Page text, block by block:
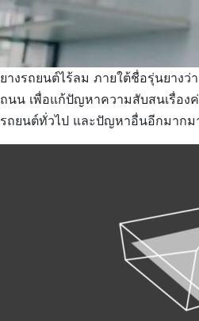
ยางรถยนต์ไร้ลม ภายใต้ชื่อรุ่นยางว่า
ถนน เพื่อแก้ปัญหาความสับสนเรื่อง
รถยนต์ทั่วไป และปัญหาอื่นอีกมากม